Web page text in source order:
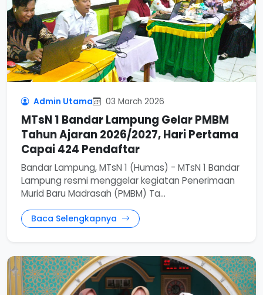
Admin Utama 03 March 2026
MTsN 1 Bandar Lampung Gelar PMBM
Tahun Ajaran 2026/2027, Hari Pertama
Capai 424 Pendaftar
Bandar Lampung, MTsN 1 (Humas) - MTsN 1 Bandar
Lampung resmi menggelar kegiatan Penerimaan
Murid Baru Madrasah (PMBM) Ta...
Baca Selengkapnya